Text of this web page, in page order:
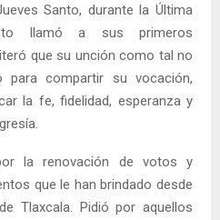
Santo, durante la Última
llamó a sus primeros
que su unción como tal no
compartir su vocación,
la fe, fidelidad, esperanza y
la renovación de votos y
que le han brindado desde
Tlaxcala. Pidió por aquellos